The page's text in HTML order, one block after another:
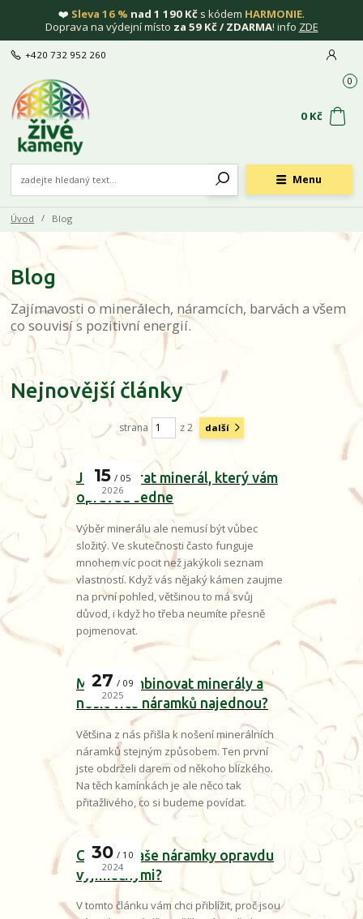
❤️ Sleva 16 % nad 1 190 Kč s kódem HARMONIE.
Doprava na výdejní místo za 59 Kč / ZDARMA! info ZDE
Menu
+420 732 952 260
0
0 Kč
Úvod Blog
Blog
Zajímavosti o minerálech, náramcích, barvách a všem
co souvisí s pozitivní energií.
Nejnovější články
strana z 2 další
Jak si vybrat minerál, který vám
opravdu sedne
15
05
2026
Výběr minerálu ale nemusí být vůbec
složitý. Ve skutečnosti často funguje
mnohem víc pocit než jakýkoli seznam
vlastností. Když vás nějaký kámen zaujme
na první pohled, většinou to má svůj
důvod, i když ho třeba neumíte přesně
pojmenovat.
Mohu kombinovat minerály a
nosit více náramků najednou?
27
09
2025
Většina z nás přišla k nošení minerálních
náramků stejným způsobem. Ten první
jste obdrželi darem od někoho blízkého.
Na těch kamínkách je ale něco tak
přitažlivého, co si budeme povídat.
Co dělá naše náramky opravdu
výjimečnými?
30
10
2024
V tomto článku vám chci přiblížit, proč jsou